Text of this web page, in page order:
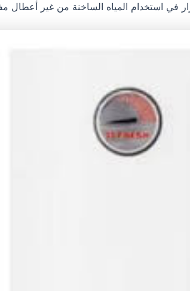
في استخدام المياه الساخنة من غير أعطال